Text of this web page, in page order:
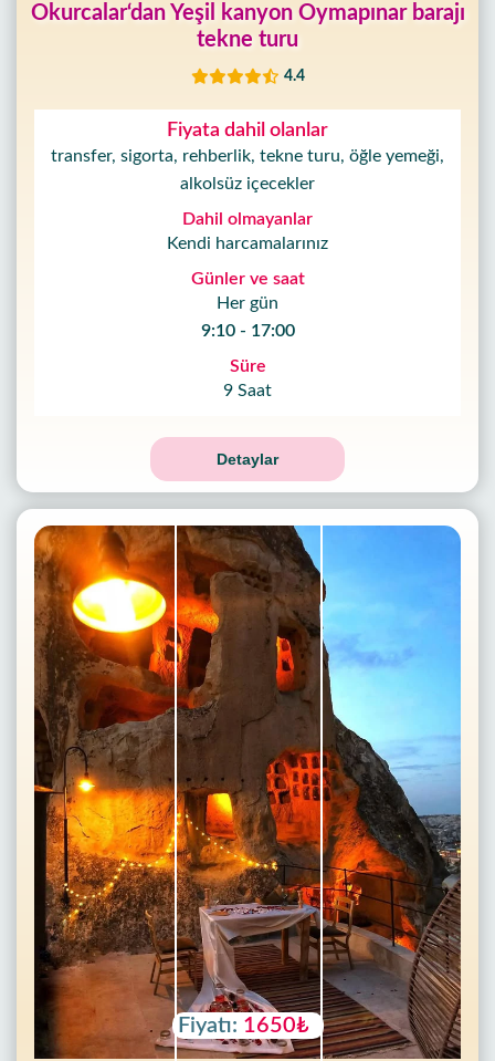
Okurcalar‘dan Yeşil kanyon Oymapınar barajı
tekne turu
4.4
Fiyata dahil olanlar
transfer, sigorta, rehberlik, tekne turu, öğle yemeği,
alkolsüz içecekler
Dahil olmayanlar
Kendi harcamalarınız
Günler ve saat
Her gün
9:10 - 17:00
Süre
9 Saat
Detaylar
Fiyatı: 1650₺